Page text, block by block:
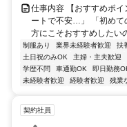
仕事内容 【おすすめポ
ートで不安…」 「初めて
方にこそおすすめしたい
制服あり 業界未経験者歓迎 扶
土日祝のみOK
主婦・主夫歓迎
学歴不問
車通勤OK 即日勤務
未経験者歓迎
経験者歓迎 残業
契約社員